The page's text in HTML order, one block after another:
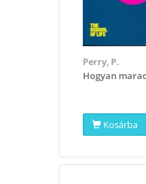
Perry, P.
Hogyan
Kosárba